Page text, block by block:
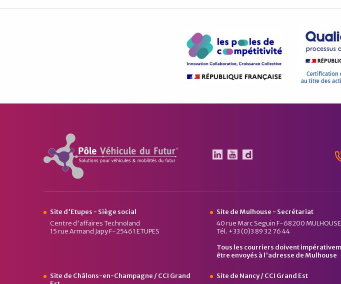
Pôle Véhicule du Futur
Le Pôle Véhicule du Futur
Le Pôle Véhicule du
Chaîne
Site d'Etupes - Siège social
Centre d'affaires Technoland
15 rue Armand Japy F-25461 ETUPES
Site de Mulhouse - Secrétariat
40 rue Marc Seguin F-68200 MULHOUSE
Tél. +33 (0)3 89 32 76 44
Tous les courriers doivent
être envoyés à l'adresse de Mulhouse
Site de Châlons-en-Champagne / CCI Grand
Site de Nancy / CCI Grand Est